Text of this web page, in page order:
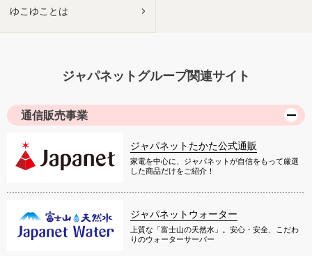
ゆこゆことは
ジャパネットグループ関連サイト
通信販売事業
ジャパネットたかた公式通販
家電を中心に、ジャパネットが自信をもって厳選
した商品だけをご紹介！
ジャパネットウォーター
上質な「富士山の天然水」。安心・安全、こだわ
りのウォーターサーバー